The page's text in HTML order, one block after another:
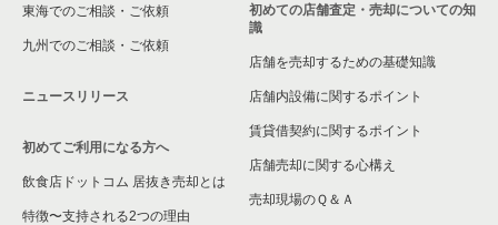
東海でのご相談・ご依頼
九州でのご相談・ご依頼
ニュースリリース
初めてご利用になる方へ
飲食店ドットコム 居抜き売却とは
特徴〜支持される2つの理由
初めての店舗査定・売却についての知
識
店舗を売却するための基礎知識
店舗内設備に関するポイント
賃貸借契約に関するポイント
店舗売却に関する心構え
売却現場のＱ＆Ａ